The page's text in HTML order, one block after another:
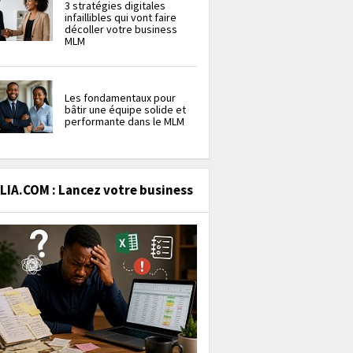
3 stratégies digitales
infaillibles qui vont faire
décoller votre business
MLM
Les fondamentaux pour
bâtir une équipe solide et
performante dans le MLM
: Lancez votre business